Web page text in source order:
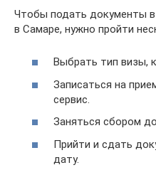
Чтобы подать документы в
в Самаре, нужно пройти
Выбрать тип визы,
Записаться на
сервис.
Заняться сбором
Прийти и сдать
дату.